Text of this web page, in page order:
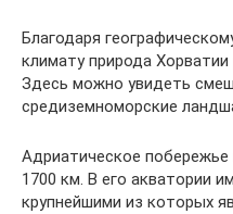
Благодаря
климату природа
Здесь можно увидеть
средиземноморские
Адриатическое
1700 км. В его акватории
крупнейшими из которых